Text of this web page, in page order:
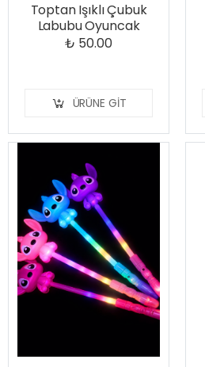
Toptan Işıklı Çubuk
Labubu Oyuncak
₺ 50.00
ÜRÜNE GIT